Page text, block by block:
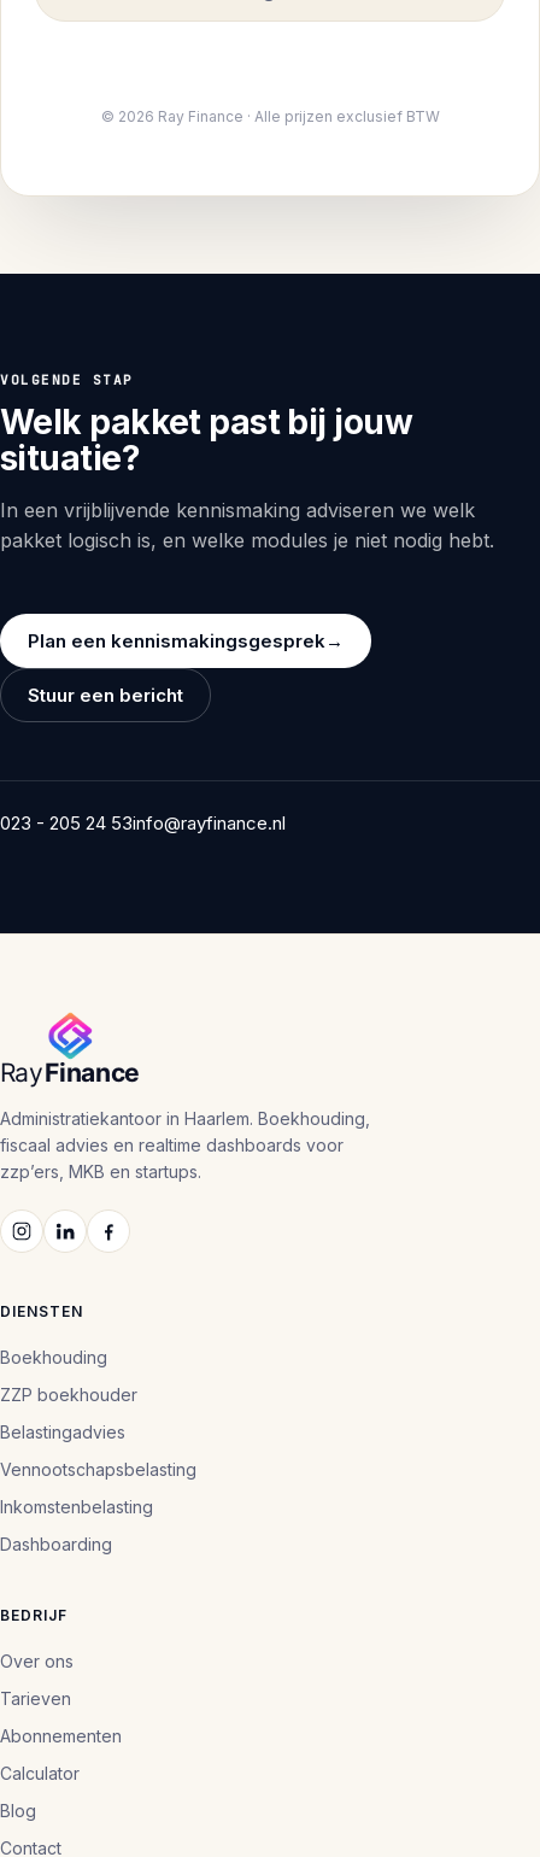
© 2026 Ray Finance · Alle prijzen exclusief BTW
VOLGENDE STAP
Welk pakket past bij jouw
situatie?
In een vrijblijvende kennismaking adviseren we welk
pakket logisch is, en welke modules je niet nodig hebt.
Plan een kennismakingsgesprek→
Stuur een bericht
023 - 205 24 53info@rayfinance.nl
Administratiekantoor in Haarlem. Boekhouding,
fiscaal advies en realtime dashboards voor
zzp’ers, MKB en startups.
DIENSTEN
Boekhouding
ZZP boekhouder
Belastingadvies
Vennootschapsbelasting
Inkomstenbelasting
Dashboarding
BEDRIJF
Over ons
Tarieven
Abonnementen
Calculator
Blog
Contact